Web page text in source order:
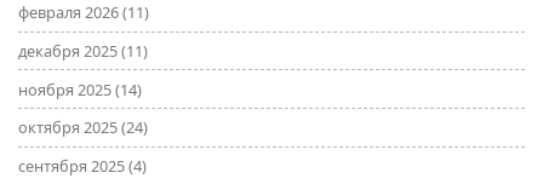
февраля 2026(11)
декабря 2025(11)
ноября 2025(14)
октября 2025(24)
сентября 2025(4)